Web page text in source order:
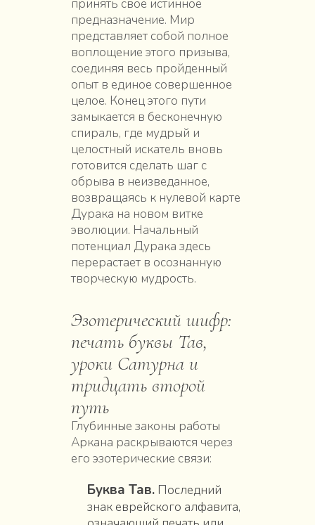
принять своё истинное
предназначение. Мир
представляет собой полное
воплощение этого призыва,
соединяя весь пройденный
опыт в единое совершенное
целое. Конец этого пути
замыкается в бесконечную
спираль, где мудрый и
целостный искатель вновь
готовится сделать шаг с
обрыва в неизведанное,
возвращаясь к нулевой карте
Дурака на новом витке
эволюции. Начальный
потенциал Дурака здесь
перерастает в осознанную
творческую мудрость.
Эзотерический шифр:
печать буквы Тав,
уроки Сатурна и
тридцать второй
путь
Глубинные законы работы
Аркана раскрываются через
его эзотерические связи:
Буква Тав.Последний
знак еврейского алфавита,